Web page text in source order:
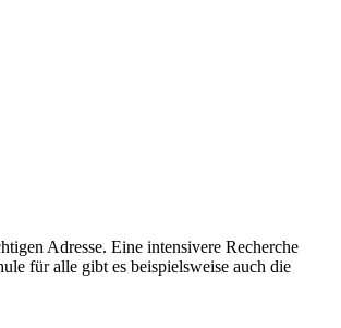
Adresse. Eine intensivere Recherche
für alle gibt es beispielsweise auch die